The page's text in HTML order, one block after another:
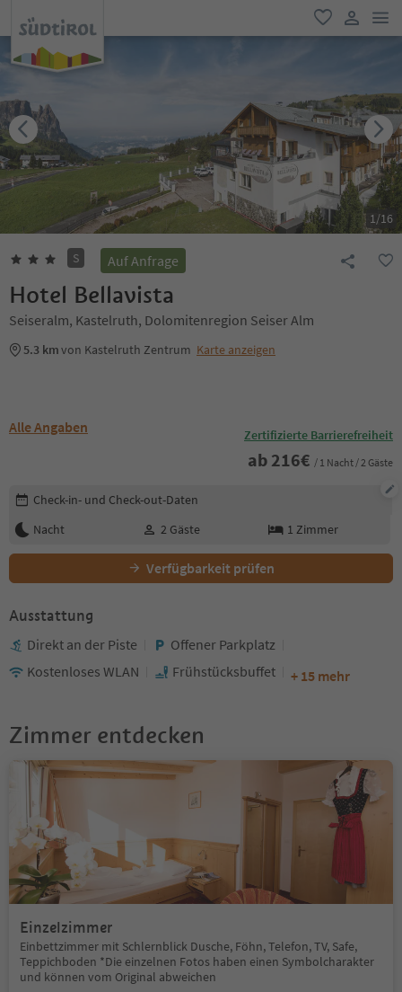
favorit
user link
1/16
S Auf Anfrage
Hotel Bellavista
Seiseralm, Kastelruth, Dolomitenregion Seiser Alm
5.3 kmvon Kastelruth Zentrum Karte anzeigen
Alle Angaben Zertifizierte Barrierefreiheit
ab 216€ / 1 Nacht / 2 Gäste
Buchungsdetails bearbeiten
Check-in- und Check-out-Daten
Nacht
2 Gäste 1 Zimmer
Verfügbarkeit prüfen
Ausstattung
Direkt an der Piste
Offener Parkplatz
Kostenloses WLAN
Frühstücksbuffet + 15 mehr
Zimmer entdecken
Einzelzimmer
Einbettzimmer mit Schlernblick Dusche, Föhn, Telefon, TV, Safe,
Teppichboden *Die einzelnen Fotos haben einen Symbolcharakter
und können vom Original abweichen